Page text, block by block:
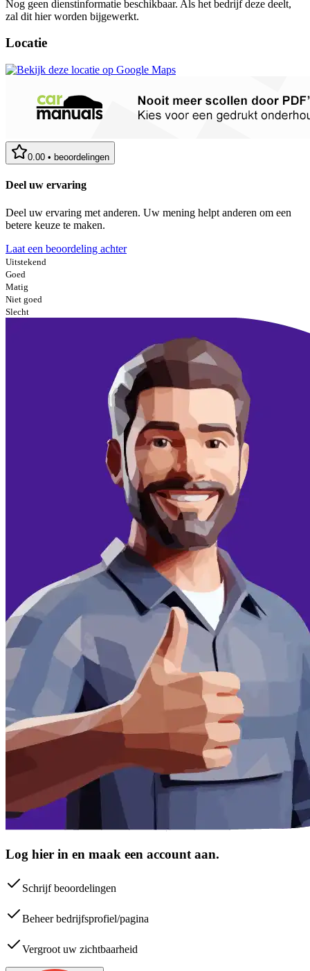
Nog geen dienstinformatie beschikbaar. Als het bedrijf deze deelt,
zal dit hier worden bijgewerkt.
Locatie
0.00 • beoordelingen
Deel uw ervaring
Deel uw ervaring met anderen. Uw mening helpt anderen om een
betere keuze te maken.
Laat een beoordeling achter
Uitstekend
Goed
Matig
Niet goed
Slecht
Log hier in en maak een account aan.
Schrijf beoordelingen
Beheer bedrijfsprofiel/pagina
Vergroot uw zichtbaarheid